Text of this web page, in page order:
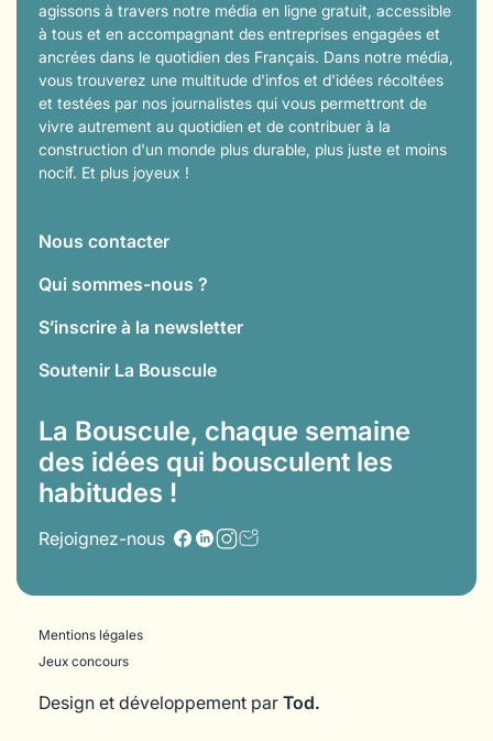
agissons à travers notre média en ligne gratuit, accessible
à tous et en accompagnant des entreprises engagées et
ancrées dans le quotidien des Français. Dans notre média,
vous trouverez une multitude d'infos et d'idées récoltées
et testées par nos journalistes qui vous permettront de
vivre autrement au quotidien et de contribuer à la
construction d'un monde plus durable, plus juste et moins
nocif. Et plus joyeux !
Nous contacter
Qui sommes-nous ?
S’inscrire à la newsletter
Soutenir La Bouscule
La Bouscule, chaque semaine
des idées qui bousculent les
habitudes !
Rejoignez-nous
Mentions légales
Jeux concours
Design et développement par Tod.